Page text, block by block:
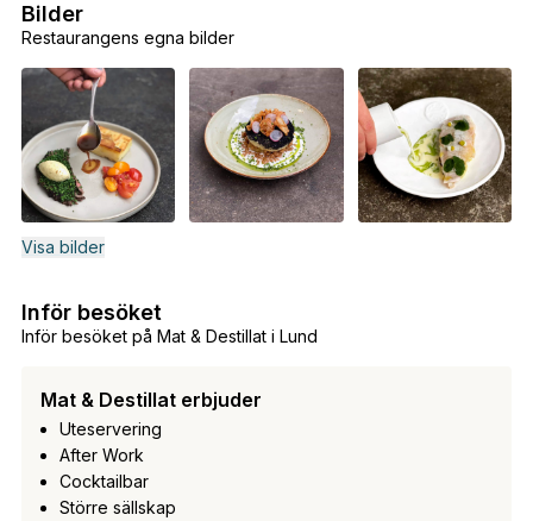
Restaurangens egna bilder
Bilder
Visa bilder
Inför besöket på Mat & Destillat i Lund
Inför besöket
Mat & Destillat erbjuder
Uteservering
After Work
Cocktailbar
Större sällskap